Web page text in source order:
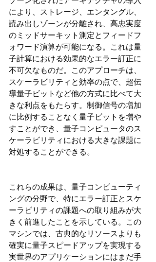
により、ストレージ、エンタングル、
読み出しゾーンが分離され、高忠実度
のミッドサーキット測定とフィードフ
ォワード演算が可能になる。これは量
子計算における効果的なエラー訂正に
不可欠なものだ。このアプローチは、
スケーラビリティと効率の点で、超伝
導量子ビットなど他の方式に比べて大
きな利点をもたらす。制御信号の増加
に比例することなく量子ビットを増や
すことができ、量子コンピュータのス
ケーラビリティにおける大きな課題に
対処することができる。
これらの成果は、量子コンピューティ
ングの分野で、特にエラー訂正とスケ
ーラビリティの課題への取り組みが大
きく前進したことを示している。この
マシンでは、古典的なリソースよりも
確実に量子スピードアップを実現する
実世界のアプリケーションにはまだ手